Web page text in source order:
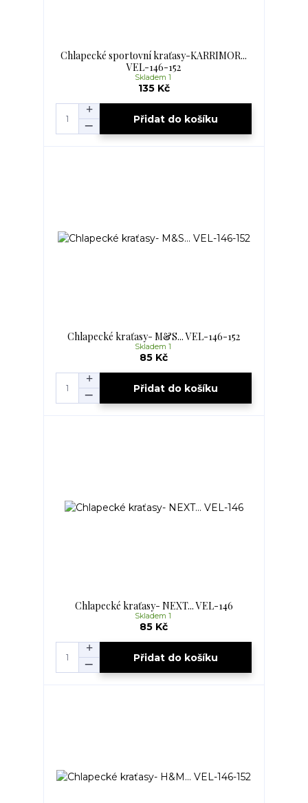
Chlapecké sportovní kraťasy-KARRIMOR...
VEL-146-152
135 Kč
Skladem 1
Přidat do košíku
Chlapecké kraťasy- M&S... VEL-146-152
85 Kč
Skladem 1
Přidat do košíku
Chlapecké kraťasy- NEXT... VEL-146
85 Kč
Skladem 1
Přidat do košíku